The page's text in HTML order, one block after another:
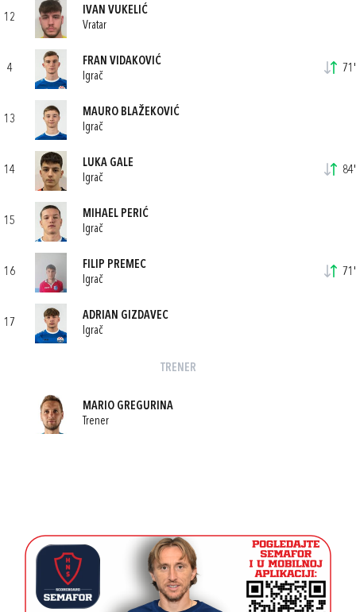
12
IVAN VUKELIĆ
Vratar
4
FRAN VIDAKOVIĆ
Igrač
71'
13
MAURO BLAŽEKOVIĆ
Igrač
14
LUKA GALE
Igrač
84'
15
MIHAEL PERIĆ
Igrač
16
FILIP PREMEC
Igrač
71'
17
ADRIAN GIZDAVEC
Igrač
TRENER
MARIO GREGURINA
Trener